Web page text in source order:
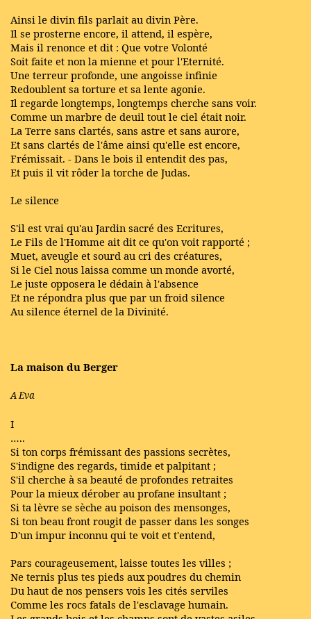
Ainsi le divin fils parlait au divin Père.
Il se prosterne encore, il attend, il espère,
Mais il renonce et dit : Que votre Volonté
Soit faite et non la mienne et pour l'Eternité.
Une terreur profonde, une angoisse infinie
Redoublent sa torture et sa lente agonie.
Il regarde longtemps, longtemps cherche sans voir.
Comme un marbre de deuil tout le ciel était noir.
La Terre sans clartés, sans astre et sans aurore,
Et sans clartés de l'âme ainsi qu'elle est encore,
Frémissait. - Dans le bois il entendit des pas,
Et puis il vit rôder la torche de Judas.
Le silence
S'il est vrai qu'au Jardin sacré des Ecritures,
Le Fils de l'Homme ait dit ce qu'on voit rapporté ;
Muet, aveugle et sourd au cri des créatures,
Si le Ciel nous laissa comme un monde avorté,
Le juste opposera le dédain à l'absence
Et ne répondra plus que par un froid silence
Au silence éternel de la Divinité.
La maison du Berger
A Eva
I
…..
Si ton corps frémissant des passions secrètes,
S'indigne des regards, timide et palpitant ;
S'il cherche à sa beauté de profondes retraites
Pour la mieux dérober au profane insultant ;
Si ta lèvre se sèche au poison des mensonges,
Si ton beau front rougit de passer dans les songes
D'un impur inconnu qui te voit et t'entend,
Pars courageusement, laisse toutes les villes ;
Ne ternis plus tes pieds aux poudres du chemin
Du haut de nos pensers vois les cités serviles
Comme les rocs fatals de l'esclavage humain.